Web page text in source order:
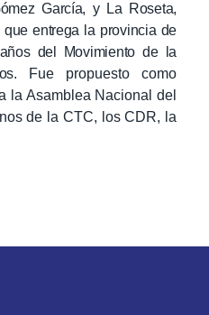
García, y La Roseta,
entrega la provincia de
del Movimiento de la
Fue propuesto como
la Asamblea Nacional del
de la CTC, los CDR, la